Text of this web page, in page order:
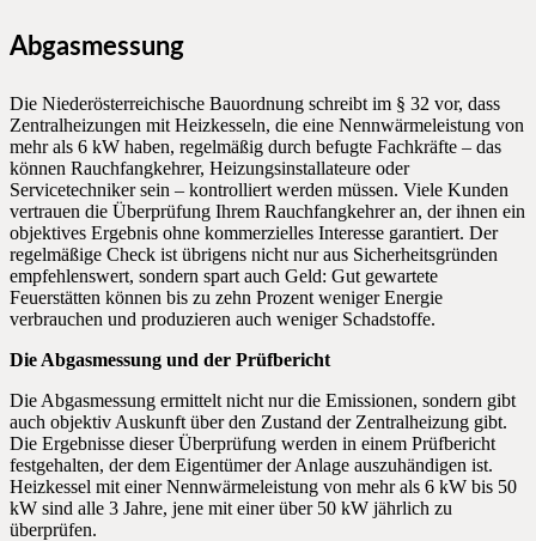
Abgasmessung
Die Niederösterreichische Bauordnung schreibt im § 32 vor, dass
Zentralheizungen mit Heizkesseln, die eine Nennwärmeleistung von
mehr als 6 kW haben, regelmäßig durch befugte Fachkräfte – das
können Rauchfangkehrer, Heizungsinstallateure oder
Servicetechniker sein – kontrolliert werden müssen. Viele Kunden
vertrauen die Überprüfung Ihrem Rauchfangkehrer an, der ihnen ein
objektives Ergebnis ohne kommerzielles Interesse garantiert. Der
regelmäßige Check ist übrigens nicht nur aus Sicherheitsgründen
empfehlenswert, sondern spart auch Geld: Gut gewartete
Feuerstätten können bis zu zehn Prozent weniger Energie
verbrauchen und produzieren auch weniger Schadstoffe.
Die Abgasmessung und der Prüfbericht
Die Abgasmessung ermittelt nicht nur die Emissionen, sondern gibt
auch objektiv Auskunft über den Zustand der Zentralheizung gibt.
Die Ergebnisse dieser Überprüfung werden in einem Prüfbericht
festgehalten, der dem Eigentümer der Anlage auszuhändigen ist.
Heizkessel mit einer Nennwärmeleistung von mehr als 6 kW bis 50
kW sind alle 3 Jahre, jene mit einer über 50 kW jährlich zu
überprüfen.